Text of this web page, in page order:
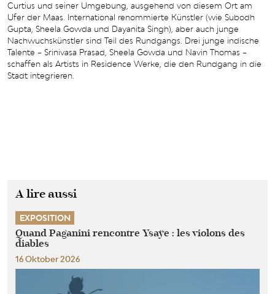
Curtius und seiner Umgebung, ausgehend von diesem Ort am
Ufer der Maas. International renommierte Künstler (wie Subodh
Gupta, Sheela Gowda und Dayanita Singh), aber auch junge
Nachwuchskünstler sind Teil des Rundgangs. Drei junge indische
Talente – Srinivasa Prasad, Sheela Gowda und Navin Thomas –
schaffen als Artists in Residence Werke, die den Rundgang in die
Stadt integrieren.
A lire aussi
EXPOSITION
Quand Paganini rencontre Ysaÿe : les violons des
diables
16 Oktober 2026